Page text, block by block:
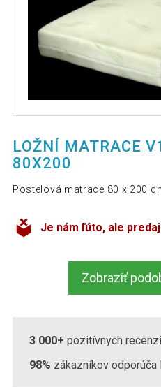
LOŽNÍ MATRACE
80X200
Postelová matrace 80 x 200
Je nám ľúto, ale
Zobraziť
3 000+ pozitívnych
98% zákazníkov odporúča